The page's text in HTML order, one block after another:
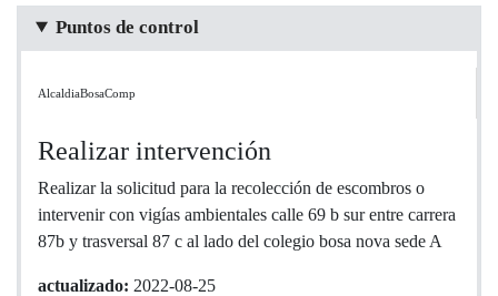
Puntos de control
AlcaldiaBosaComp
Realizar intervención
Realizar la solicitud para la recolección de escombros o
intervenir con vigías ambientales calle 69 b sur entre carrera
87b y trasversal 87 c al lado del colegio bosa nova sede A
actualizado: 2022-08-25